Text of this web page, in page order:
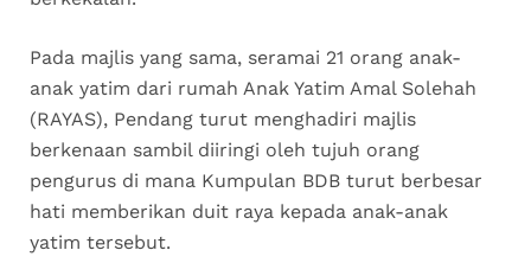
Pada majlis yang sama, seramai 21 orang anak-
anak yatim dari rumah Anak Yatim Amal Solehah
(RAYAS), Pendang turut menghadiri majlis
berkenaan sambil diiringi oleh tujuh orang
pengurus di mana Kumpulan BDB turut berbesar
hati memberikan duit raya kepada anak-anak
yatim tersebut.